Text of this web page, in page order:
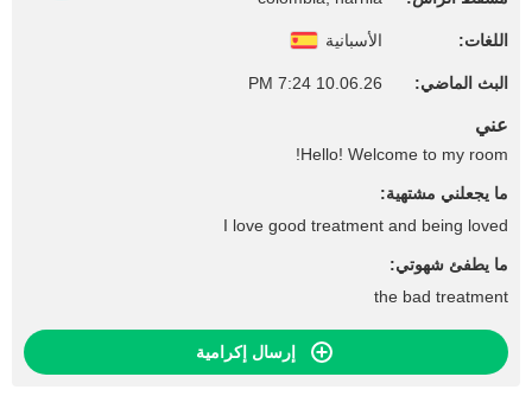
اللغات: الأسبانية
البث الماضي: 10.06.26 7:24 PM
عني
Hello! Welcome to my room!
ما يجعلني مشتهية:
I love good treatment and being loved
ما يطفئ شهوتي:
the bad treatment
إرسال إكرامية